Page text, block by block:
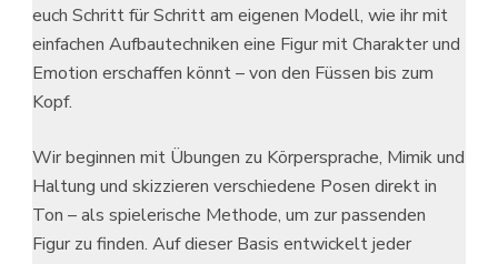
euch Schritt für Schritt am eigenen Modell, wie ihr mit
einfachen Aufbautechniken eine Figur mit Charakter und
Emotion erschaffen könnt – von den Füssen bis zum
Kopf.
Wir beginnen mit Übungen zu Körpersprache, Mimik und
Haltung und skizzieren verschiedene Posen direkt in
Ton – als spielerische Methode, um zur passenden
Figur zu finden. Auf dieser Basis entwickelt jeder